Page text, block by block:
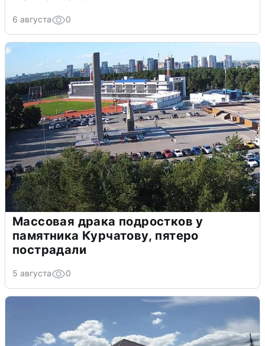
6 августа 0
Массовая драка подростков у
памятника Курчатову, пятеро
пострадали
5 августа 0